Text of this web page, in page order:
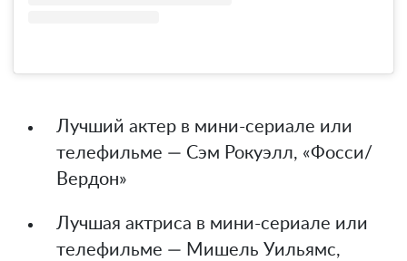
Лучший актер в мини-сериале или
телефильме — Сэм Рокуэлл, «Фосси/
Вердон»
Лучшая актриса в мини-сериале или
телефильме — Мишель Уильямс,